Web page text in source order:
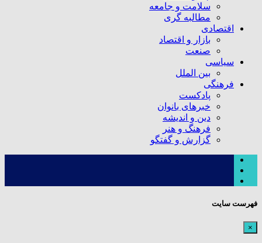
سلامت و جامعه
مطالبه گری
اقتصادی
بازار و اقتصاد
صنعت
سیاسی
بین الملل
فرهنگی
پادکست
خبرهای بانوان
دین و اندیشه
فرهنگ و هنر
گزارش و گفتگو
فهرست سایت
×